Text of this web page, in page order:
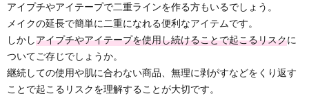
アイプチやアイテープで二重ラインを作る方もいるでしょう。
メイクの延長で簡単に二重になれる便利なアイテムです。
しかしアイプチやアイテープを使用し続けることで起こるリスクに
ついてご存じでしょうか。
継続しての使用や肌に合わない商品、無理に剥がすなどをくり返す
ことで起こるリスクを理解することが大切です。